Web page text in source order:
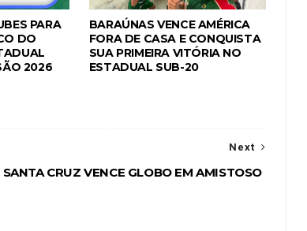
PARA
DO
2026
BARAÚNAS VENCE AMÉRICA
FORA DE CASA E CONQUISTA
SUA PRIMEIRA VITÓRIA NO
ESTADUAL SUB-20
Next
SANTA CRUZ VENCE GLOBO EM AMISTOSO